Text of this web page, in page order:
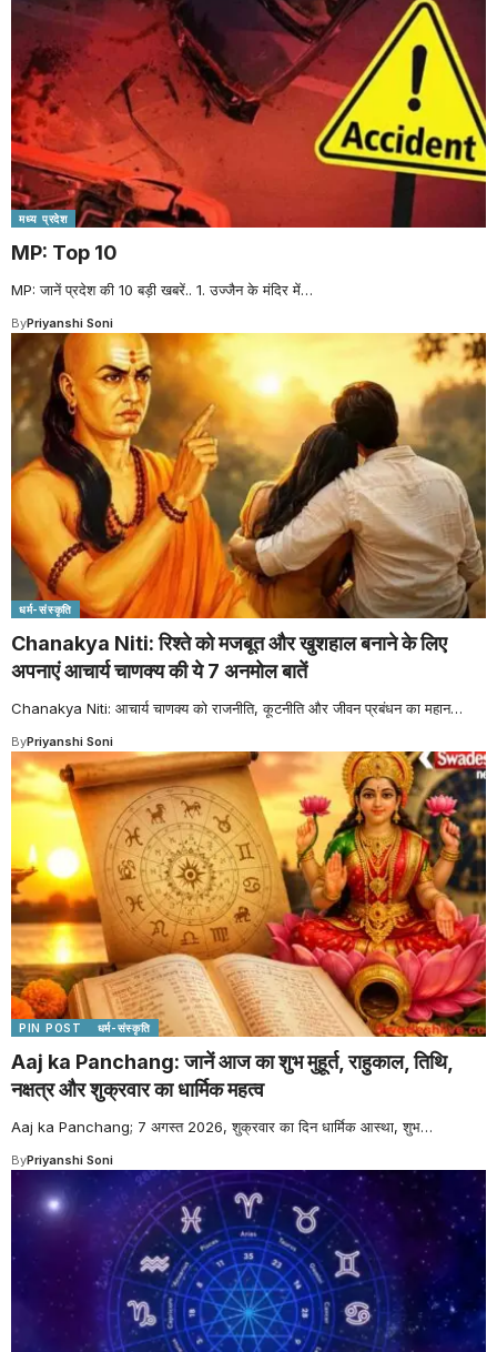
मध्य प्रदेश
MP: Top 10
MP: जानें प्रदेश की 10 बड़ी खबरें.. 1. उज्जैन के मंदिर में…
ByPriyanshi Soni
धर्म-संस्कृति
Chanakya Niti: रिश्ते को मजबूत और खुशहाल बनाने के लिए
अपनाएं आचार्य चाणक्य की ये 7 अनमोल बातें
Chanakya Niti: आचार्य चाणक्य को राजनीति, कूटनीति और जीवन प्रबंधन का महान…
ByPriyanshi Soni
PIN POST धर्म-संस्कृति
Aaj ka Panchang: जानें आज का शुभ मुहूर्त, राहुकाल, तिथि,
नक्षत्र और शुक्रवार का धार्मिक महत्व
Aaj ka Panchang; 7 अगस्त 2026, शुक्रवार का दिन धार्मिक आस्था, शुभ…
ByPriyanshi Soni